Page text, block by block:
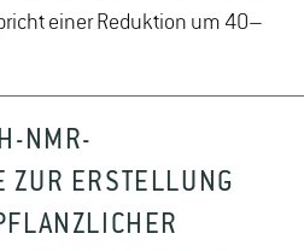
einer Reduktion um 40–
NMR-
ZUR ERSTELLUNG